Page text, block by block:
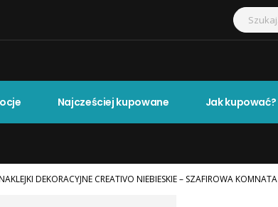
Najcześciej kupowane Jak kupować?
DEKORACYJNE CREATIVO NIEBIESKIE – SZAFIROWA KOMNATA